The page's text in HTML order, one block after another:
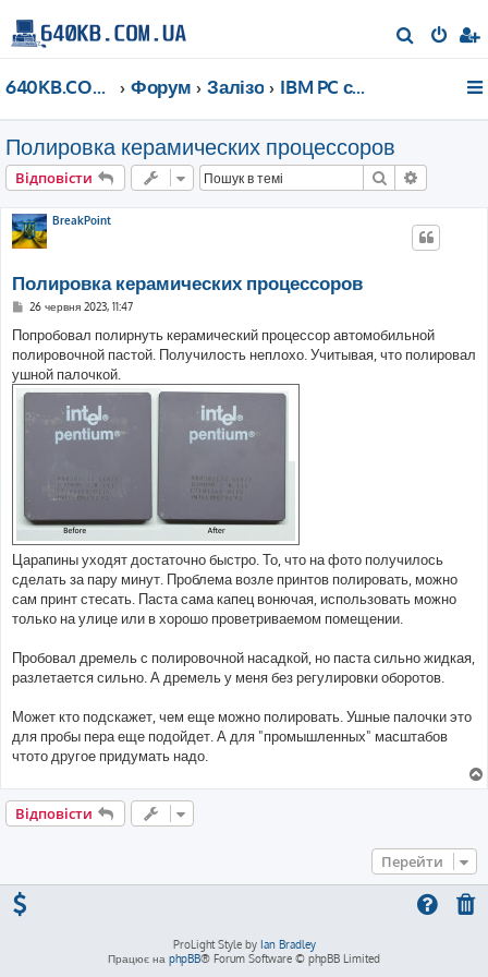
о
640KB.COM.UA Форум Залізо IBM PC сумісне до 2000 року
Полировка керамических процессоров
Відповісти Пошук
BreakPoint
Полировка керамических процессоров
П
в
і
д
о
м
л
26 червня 2023, 11:47
Попробовал полирнуть керамический процессор автомобильной
полировочной пастой. Получилость неплохо. Учитывая, что полировал
ушной палочкой.
Царапины уходят достаточно быстро. То, что на фото получилось
сделать за пару минут. Проблема возле принтов полировать, можно
сам принт стесать. Паста сама капец вонючая, использовать можно
только на улице или в хорошо проветриваемом помещении.
Пробовал дремель с полировочной насадкой, но паста сильно жидкая,
разлетается сильно. А дремель у меня без регулировки оборотов.
Может кто подскажет, чем еще можно полировать. Ушные палочки это
для пробы пера еще подойдет. А для "промышленных" масштабов
чтото другое придумать надо.
Відповісти
Перейти
ProLight Style by Ian Bradley
Працює на phpBB® Forum Software © phpBB Limited